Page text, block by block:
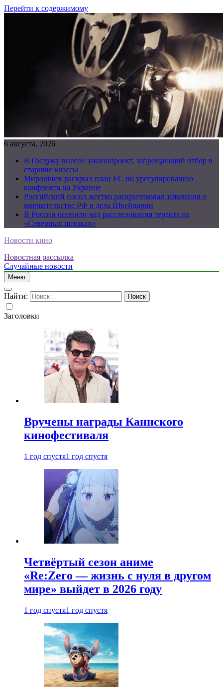
Перейти к содержимому
6 августа, 2026
В Госдуму внесен законопроект, запрещающий отбор в
старшие классы
Мирошник раскрыл план ЕС по урегулированию
конфликта на Украине
Российский посол жестко раскритиковал заявления о
вмешательстве РФ в дела Швейцарии
В России оценили ход расследования теракта на
«Северных потоках»
Новости кино
Новостная рассылка
Случайные новости
Меню
Найти:
Заголовки
Вручены награды Каннского
кинофестиваля
1 год спустя1 год спустя
Четвёртый сезон аниме
«Re:Zero — жизнь с нуля в другом
мире» выйдет в 2026 году
1 год спустя1 год спустя